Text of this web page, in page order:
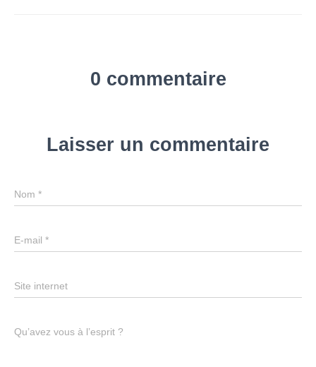
0 commentaire
Laisser un commentaire
Nom *
E-mail *
Site internet
Qu’avez vous à l’esprit ?